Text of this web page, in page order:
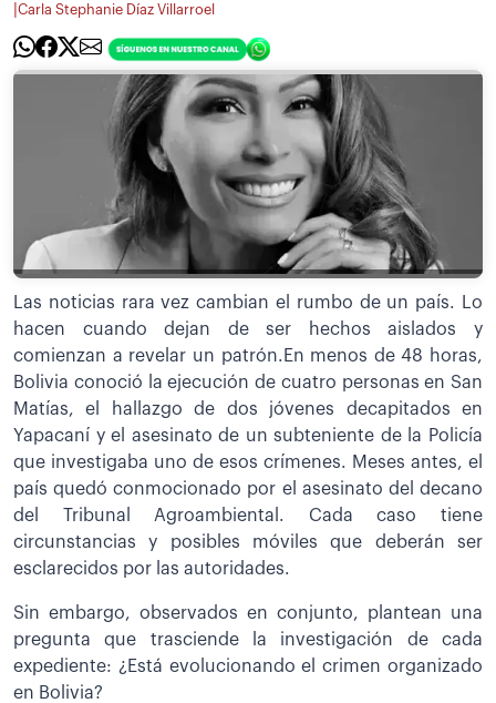
Carla Stephanie Díaz Villarroel
Las noticias rara vez cambian el rumbo de un país. Lo
hacen cuando dejan de ser hechos aislados y
comienzan a revelar un patrón.En menos de 48 horas,
Bolivia conoció la ejecución de cuatro personas en San
Matías, el hallazgo de dos jóvenes decapitados en
Yapacaní y el asesinato de un subteniente de la Policía
que investigaba uno de esos crímenes. Meses antes, el
país quedó conmocionado por el asesinato del decano
del Tribunal Agroambiental. Cada caso tiene
circunstancias y posibles móviles que deberán ser
esclarecidos por las autoridades.
Sin embargo, observados en conjunto, plantean una
pregunta que trasciende la investigación de cada
expediente: ¿Está evolucionando el crimen organizado
en Bolivia?